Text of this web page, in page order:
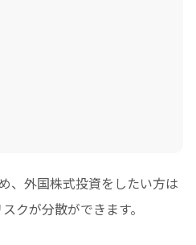
、外国株式投資をしたい方は
クが分散ができます。